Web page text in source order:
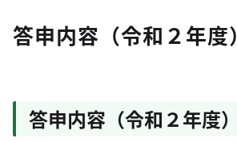
答申内容（令和２年度）
答申内容（令和２年度）